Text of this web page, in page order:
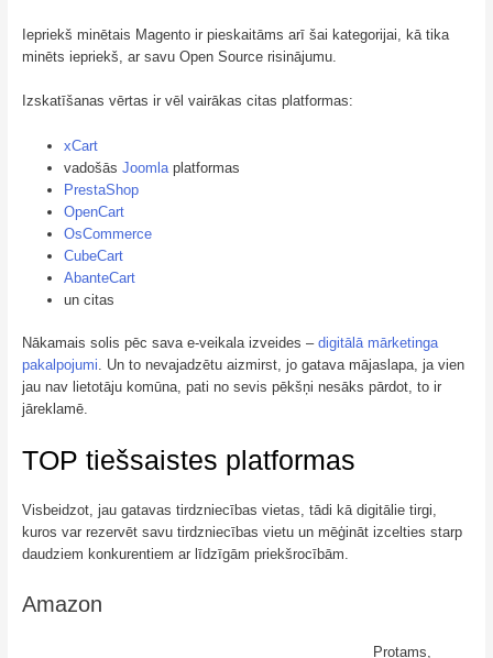
Iepriekš minētais Magento ir pieskaitāms arī šai kategorijai, kā tika
minēts iepriekš, ar savu Open Source risinājumu.
Izskatīšanas vērtas ir vēl vairākas citas platformas:
xCart
vadošās Joomlaplatformas
PrestaShop
OpenCart
OsCommerce
CubeCart
AbanteCart
un citas
Nākamais solis pēc sava e-veikala izveides – digitālā mārketinga
pakalpojumi . Un to nevajadzētu aizmirst, jo gatava mājaslapa, ja vien
jau nav lietotāju komūna, pati no sevis pēkšņi nesāks pārdot, to ir
jāreklamē.
TOP tiešsaistes platformas
Visbeidzot, jau gatavas tirdzniecības vietas, tādi kā digitālie tirgi,
kuros var rezervēt savu tirdzniecības vietu un mēģināt izcelties starp
daudziem konkurentiem ar līdzīgām priekšrocībām.
Amazon
Protams,